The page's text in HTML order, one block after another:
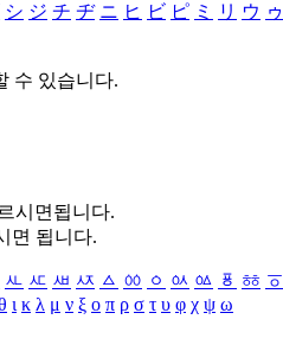
シ ジ チ ヂ ニ ヒ ビ ピ ミ リ ウ ゥ
수 있습니다.
시면됩니다.
면 됩니다.
ㅻ ㅼ ㅽ ㅾ ㅿ ㆀ ㆁ ㆂ ㆃ ㆄ ㆅ ㆆ
ι κ λ μ ν ξ ο π ρ σ τ υ φ χ ψ ω